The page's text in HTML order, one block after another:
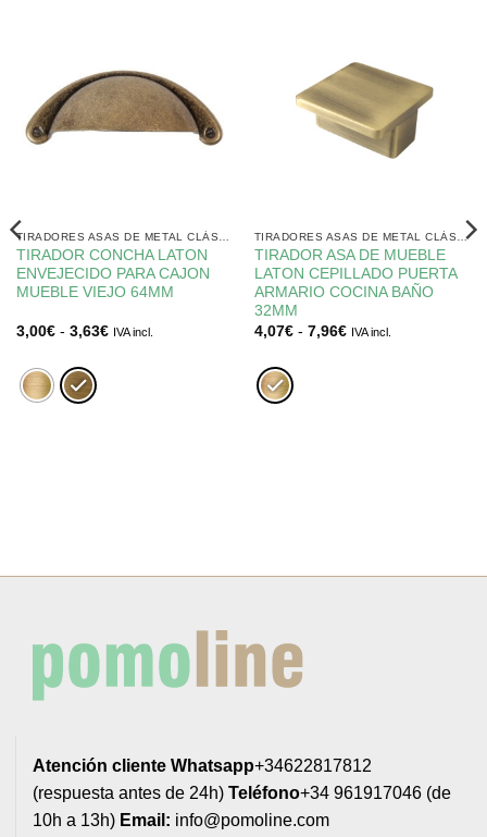
TIRADOR CONCHA LATON
ENVEJECIDO PARA CAJON
MUEBLE VIEJO 64MM
3,00€ - 3,63€Rango
IVA incl.
TIRADORES ASAS DE METAL CLÁSICO
TIRADOR ASA DE MUEBLE
LATON CEPILLADO PUERTA
ARMARIO COCINA BAÑO
32MM
4,07€ - 7,96€Rango
IVA incl.
Atención cliente Whatsapp+34622817812
(respuesta antes de 24h) Teléfono+34 961917046 (de
10h a 13h) Email: info@pomoline.com